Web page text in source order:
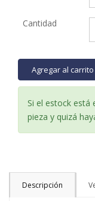
Cantidad
Agregar al carrito
Si el estock está
pieza y quizá
Descripción